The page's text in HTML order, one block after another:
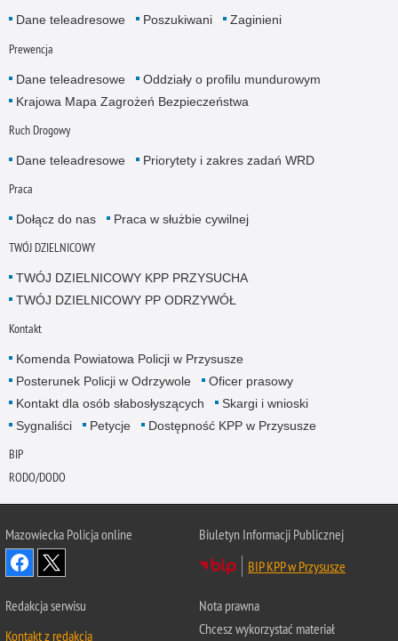
Dane teleadresowe Poszukiwani Zaginieni
Prewencja
Dane teleadresowe
Oddziały o profilu mundurowym
Krajowa Mapa Zagrożeń Bezpieczeństwa
Ruch Drogowy
Dane teleadresowe Priorytety i zakres zadań WRD
Praca
Dołącz do nas Praca w służbie cywilnej
TWÓJ DZIELNICOWY
TWÓJ DZIELNICOWY KPP PRZYSUCHA
TWÓJ DZIELNICOWY PP ODRZYWÓŁ
Kontakt
Komenda Powiatowa Policji w Przysusze
Posterunek Policji w Odrzywole
Oficer prasowy
Kontakt dla osób słabosłyszących
Skargi i wnioski
Sygnaliści
Petycje Dostępność KPP w Przysusze
BIP
RODO/DODO
Mazowiecka Policja online
Biuletyn Informacji Publicznej
BIP KPP w Przysusze
Redakcja serwisu
Kontakt z redakcją
Nota prawna
Chcesz wykorzystać materiał